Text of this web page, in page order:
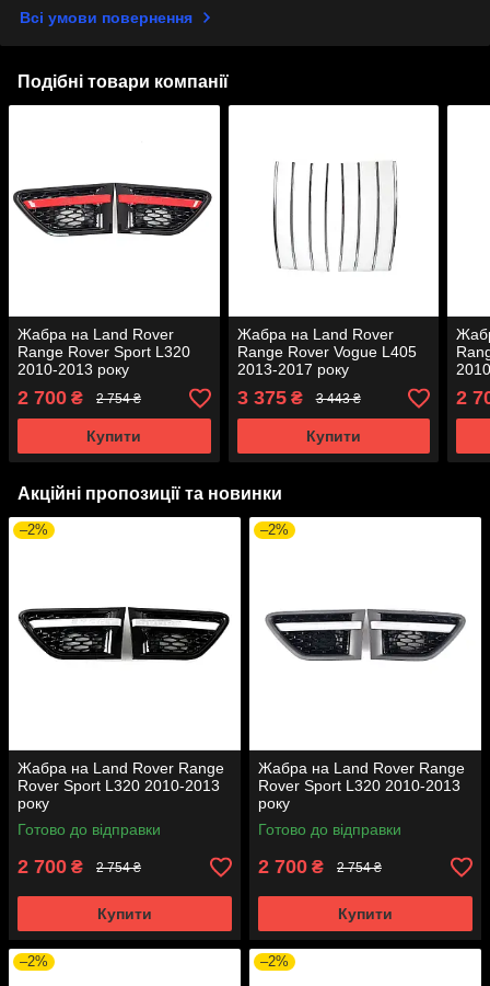
Всі умови повернення
Подібні товари компанії
Жабра на Land Rover
Range Rover Sport L320
2010-2013 року
2 700 ₴ 2 754 ₴
Купити
Жабра на Land Rover
Range Rover Vogue L405
2013-2017 року
3 375₴ 3 443 ₴
Купити
2
Акційні пропозиції та новинки
–2%
Жабра на Land Rover Range
Rover Sport L320 2010-2013
року
Готово до відправки
2 700 ₴ 2 754 ₴
Купити
–2%
Жабра на Land Rover Range
Rover Sport L320 2010-2013
року
Готово до відправки
2 700 ₴ 2 754 ₴
Купити
–2% –2%